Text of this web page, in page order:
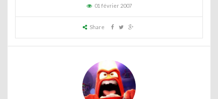
01 février 2007
Share